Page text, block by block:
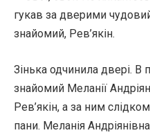
гукав за дверими
знайомий, Рев’якін.
Зінька одчинила двері.
знайомий Меланії
Рев’якін, а за ним
пани. Меланія